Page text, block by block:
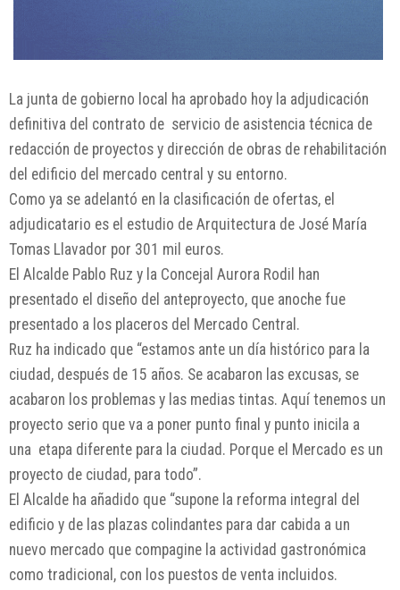
La junta de gobierno local ha aprobado hoy la adjudicación
definitiva del contrato de servicio de asistencia técnica de
redacción de proyectos y dirección de obras de rehabilitación
del edificio del mercado central y su entorno.
Como ya se adelantó en la clasificación de ofertas, el
adjudicatario es el estudio de Arquitectura de José María
Tomas Llavador por 301 mil euros.
El Alcalde Pablo Ruz y la Concejal Aurora Rodil han
presentado el diseño del anteproyecto, que anoche fue
presentado a los placeros del Mercado Central.
Ruz ha indicado que “estamos ante un día histórico para la
ciudad, después de 15 años. Se acabaron las excusas, se
acabaron los problemas y las medias tintas. Aquí tenemos un
proyecto serio que va a poner punto final y punto inicila a
una etapa diferente para la ciudad. Porque el Mercado es un
proyecto de ciudad, para todo”.
El Alcalde ha añadido que “supone la reforma integral del
edificio y de las plazas colindantes para dar cabida a un
nuevo mercado que compagine la actividad gastronómica
como tradicional, con los puestos de venta incluidos.